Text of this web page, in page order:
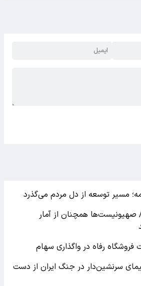
مسیر توسعه از دل مردم می‌گذرد
صهیونیست‌ها همچنان از آمار
فروشگاه رفاه در واگذاری سهام
دستکم 7 هواپیمای سرنشین‌دار در جنگ ایران از دست